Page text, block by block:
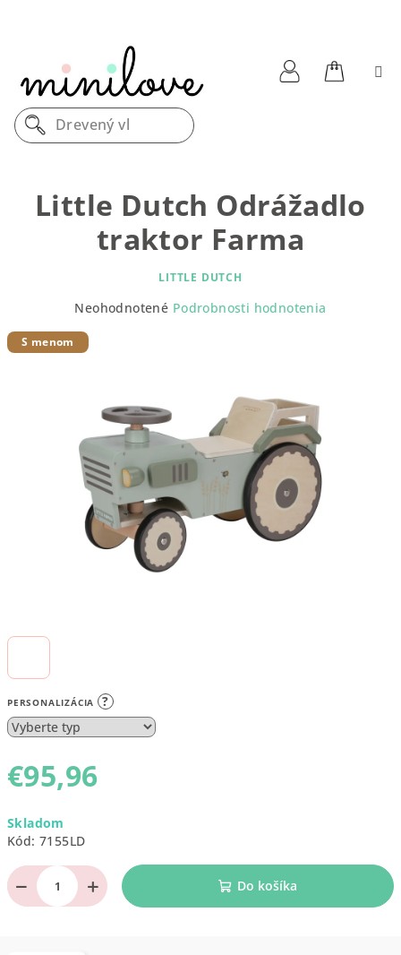
Drevený vláč
PERSONALIZÁCIA ?
€95,96
cena:
Skladom
Kód: 7155LD
+
− Do košíka
Little Dutch Odrážadlo
traktor Farma
LITTLE DUTCH
produktu
Neohodnotené Podrobnosti hodnotenia
S menom